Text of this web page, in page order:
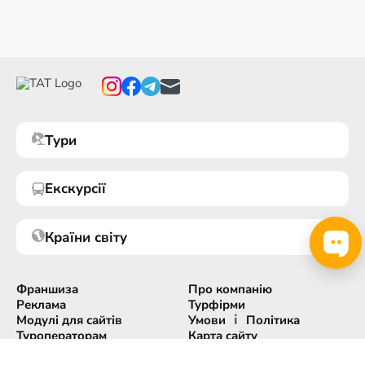
Тури
Екскурсії
Країни світу
Франшиза
Реклама
Модулі для сайтів
Туроператорам
Про компанію
Турфірми
Умови і Політика
Карта сайту